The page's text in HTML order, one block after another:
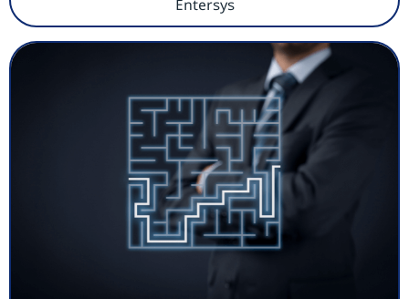
Entersys